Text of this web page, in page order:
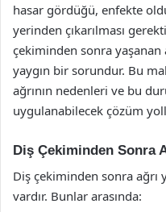
hasar gördüğü, enfekte
yerinden çıkarılması
çekiminden sonra yaşanan
yaygın bir sorundur. Bu
ağrının nedenleri ve bu
uygulanabilecek çözüm
Diş Çekiminden Sonra
Diş çekiminden sonra ağrı
vardır. Bunlar arasında: